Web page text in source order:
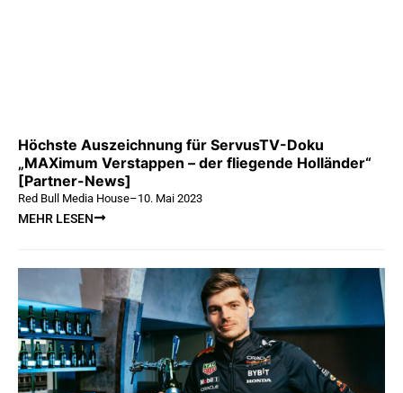
Höchste Auszeichnung für ServusTV-Doku
„MAXimum Verstappen – der fliegende Holländer“
[Partner-News]
Red Bull Media House–10. Mai 2023
MEHR LESEN